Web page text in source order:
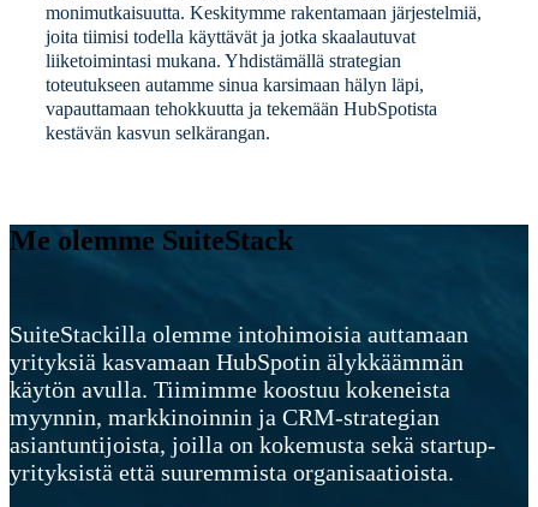
monimutkaisuutta. Keskitymme rakentamaan järjestelmiä,
joita tiimisi todella käyttävät ja jotka skaalautuvat
liiketoimintasi mukana. Yhdistämällä strategian
toteutukseen autamme sinua karsimaan hälyn läpi,
vapauttamaan tehokkuutta ja tekemään HubSpotista
kestävän kasvun selkärangan.
Me olemme SuiteStack
SuiteStackilla olemme intohimoisia auttamaan
yrityksiä kasvamaan HubSpotin älykkäämmän
käytön avulla. Tiimimme koostuu kokeneista
myynnin, markkinoinnin ja CRM-strategian
asiantuntijoista, joilla on kokemusta sekä startup-
yrityksistä että suuremmista organisaatioista.